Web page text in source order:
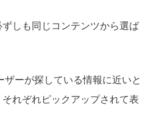
しも同じコンテンツから選ば
ザーが探している情報に近いと
れぞれピックアップされて表